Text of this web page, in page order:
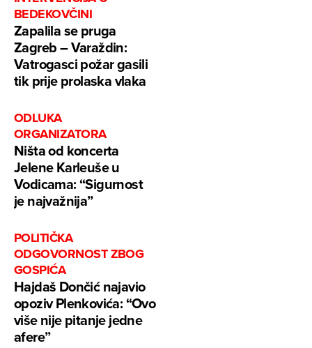
BEDEKOVČINI
Zapalila se pruga
Zagreb – Varaždin:
Vatrogasci požar gasili
tik prije prolaska vlaka
ODLUKA
ORGANIZATORA
Ništa od koncerta
Jelene Karleuše u
Vodicama: “Sigurnost
je najvažnija”
POLITIČKA
ODGOVORNOST ZBOG
GOSPIĆA
Hajdaš Dončić najavio
opoziv Plenkovića: “Ovo
više nije pitanje jedne
afere”